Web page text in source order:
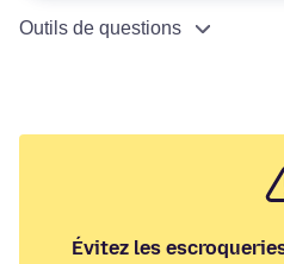
Outils de questions
Évitez les